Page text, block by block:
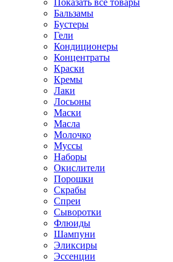
Показать все товары
Бальзамы
Бустеры
Гели
Кондиционеры
Концентраты
Краски
Кремы
Лаки
Лосьоны
Маски
Масла
Молочко
Муссы
Наборы
Окислители
Порошки
Скрабы
Спреи
Сыворотки
Флюиды
Шампуни
Эликсиры
Эссенции